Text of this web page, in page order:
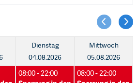
Dienstag
04.08.2026
08:00 - 22:00
08:00 - 22:00
Mittwoch
05.08.2026
08:00 - 22:00
08:00 - 22:00